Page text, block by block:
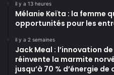
il y a 13 heures
Mélanie Keïta : la femme
opportunités pour les
il y a 2 semaines
Jack Meal : l’innovation
réinvente la marmite
jusqu’à 70 % d’énergie de